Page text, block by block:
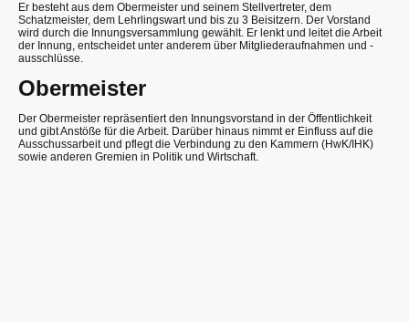
Er besteht aus dem Obermeister und seinem Stellvertreter, dem
Schatzmeister, dem Lehrlingswart und bis zu 3 Beisitzern. Der Vorstand
wird durch die Innungs­ver­sam­mlung gewählt. Er lenkt und leitet die Arbeit
der Innung, entscheidet unter anderem über Mitgliederaufnahmen und -
ausschlüsse.
Obermeister
Der Obermeister repräsentiert den Innungsvorstand in der Öffentlichkeit
und gibt Anstöße für die Arbeit. Darüber hinaus nimmt er Einfluss auf die
Ausschussarbeit und pflegt die Verbindung zu den Kammern (HwK/IHK)
sowie anderen Gremien in Politik und Wirtschaft.